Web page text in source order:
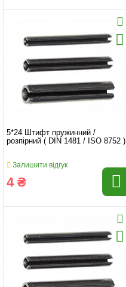
5*24 Штифт пружинний /
розпірний ( DIN 1481 / ISO 8752 )
Залишити відгук
4 ₴